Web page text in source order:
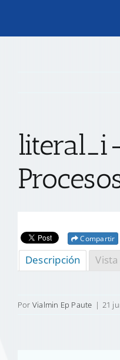
TRANSPARENCIA
CONTACTO
Compartir
Descripción
Por Vialmin Ep Paute | 21